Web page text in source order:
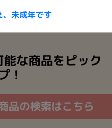
な商品をピック
！
品の検索はこちら
、未成年です